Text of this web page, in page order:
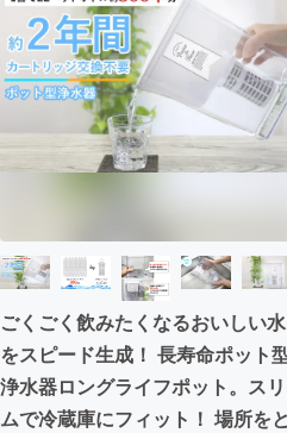
テクノロジー・ガジェ
映像・映画
ビジネス・起業
CAMPFIRE for Social Good
CAMPFIREふるさと納税
ごくごく飲みたくなるおいしい水
をスピード生成！ 長寿命ポット
浄水器ロングライフポット。スリ
ムで冷蔵庫にフィット！ 場所をと